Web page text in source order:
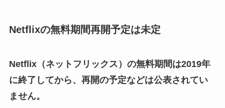
Netflixの無料期間再開予定は未定
Netflix（ネットフリックス）の無料期間は2019年
に終了してから、再開の予定などは公表されてい
ません。